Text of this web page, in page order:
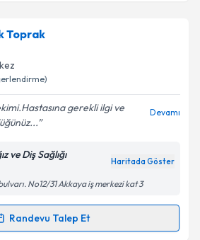
Koçakiçin randevu takvimi talebi
uzmandan randevu almanız için bir
e-posta ile bilgilendireceğiz.
işlenmesine ilişkin
Aydınlatma
kabul ediyorum.
Talebini Gönder
Toprak
gerekli ilgi ve
Devamı
ve Diş Sağlığı
Haritada Göster
No12/31 Akkaya iş merkezi kat 3
Randevu Talep Et
Talebi